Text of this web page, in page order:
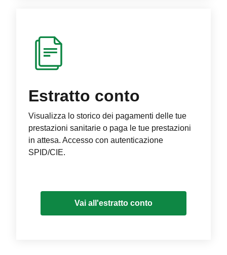
Estratto conto
Visualizza lo storico dei pagamenti delle tue
prestazioni sanitarie o paga le tue prestazioni
in attesa. Accesso con autenticazione
SPID/CIE.
Vai all'estratto conto